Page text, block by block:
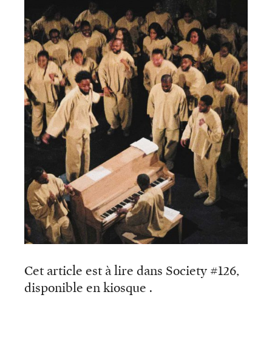
Cet article est à lire dans Society #126,
disponible en kiosque .